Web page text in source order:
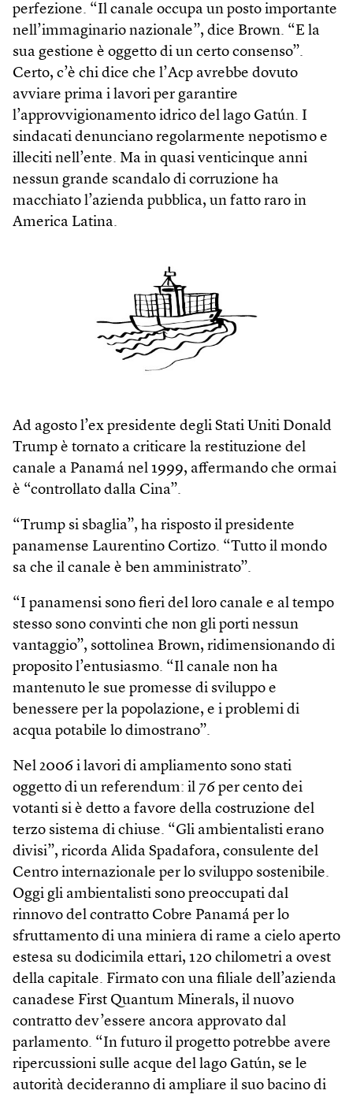
perfezione. “Il canale occupa un posto importante
nell’immaginario nazionale”, dice Brown. “E la
sua gestione è oggetto di un certo consenso”.
Certo, c’è chi dice che l’Acp avrebbe dovuto
avviare prima i lavori per garantire
l’approvvigionamento idrico del lago Gatún. I
sindacati denunciano regolarmente nepotismo e
illeciti nell’ente. Ma in quasi venticinque anni
nessun grande scandalo di corruzione ha
macchiato l’azienda pubblica, un fatto raro in
America Latina.
Ad agosto l’ex presidente degli Stati Uniti Donald
Trump è tornato a criticare la restituzione del
canale a Panamá nel 1999, affermando che ormai
è “controllato dalla Cina”.
“Trump si sbaglia”, ha risposto il presidente
panamense Laurentino Cortizo. “Tutto il mondo
sa che il canale è ben amministrato”.
“I panamensi sono fieri del loro canale e al tempo
stesso sono convinti che non gli porti nessun
vantaggio”, sottolinea Brown, ridimensionando di
proposito l’entusiasmo. “Il canale non ha
mantenuto le sue promesse di sviluppo e
benessere per la popolazione, e i problemi di
acqua potabile lo dimostrano”.
Nel 2006 i lavori di ampliamento sono stati
oggetto di un referendum: il 76 per cento dei
votanti si è detto a favore della costruzione del
terzo sistema di chiuse. “Gli ambientalisti erano
divisi”, ricorda Alida Spadafora, consulente del
Centro internazionale per lo sviluppo sostenibile.
Oggi gli ambientalisti sono preoccupati dal
rinnovo del contratto Cobre Panamá per lo
sfruttamento di una miniera di rame a cielo aperto
estesa su dodicimila ettari, 120 chilometri a ovest
della capitale. Firmato con una filiale dell’azienda
canadese First Quantum Minerals, il nuovo
contratto dev’essere ancora approvato dal
parlamento. “In futuro il progetto potrebbe avere
ripercussioni sulle acque del lago Gatún, se le
autorità decideranno di ampliare il suo bacino di